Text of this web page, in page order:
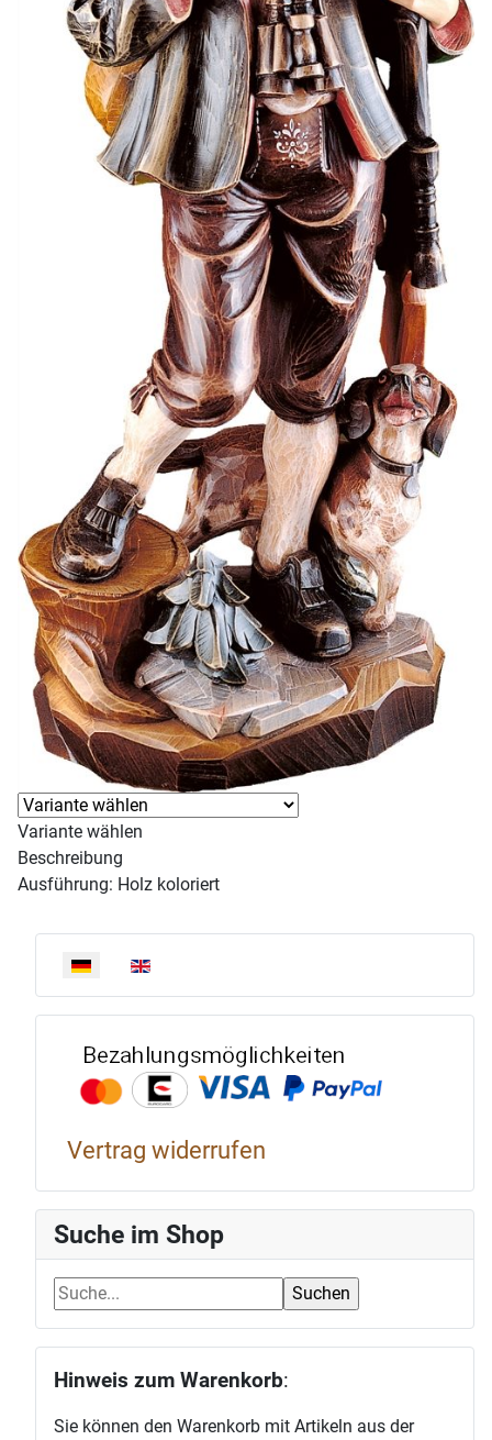
Sprache auswählen
Vertrag widerrufen
Suche im Shop
Hinweis zum Warenkorb:
Sie können den Warenkorb mit Artikeln aus der
Variante wählen
Beschreibung
Ausführung: Holz koloriert